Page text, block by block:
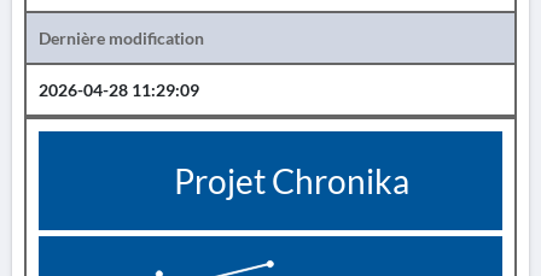
Dernière modification
2026-04-28 11:29:09
Projet Chronika